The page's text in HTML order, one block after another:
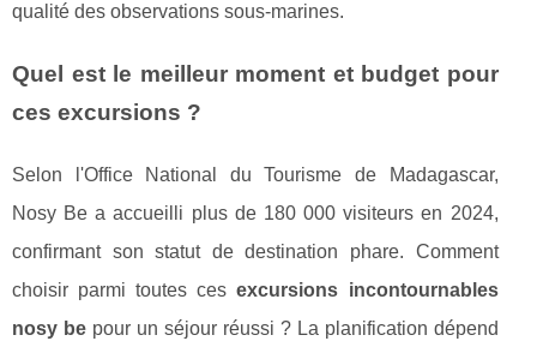
qualité des observations sous-marines.
Quel est le meilleur moment et budget pour
ces excursions ?
Selon l'Office National du Tourisme de Madagascar,
Nosy Be a accueilli plus de 180 000 visiteurs en 2024,
confirmant son statut de destination phare. Comment
choisir parmi toutes cesexcursions incontournables
nosy bepour un séjour réussi ? La planification dépend